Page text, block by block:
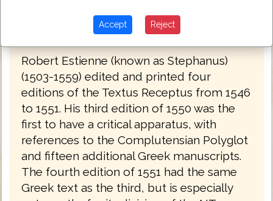
Textus Receptus (Stephanus 1550)
Robert Estienne (known as Stephanus)
(1503-1559) edited and printed four
editions of the Textus Receptus from 1546
to 1551. His third edition of 1550 was the
first to have a critical apparatus, with
references to the Complutensian Polyglot
and fifteen additional Greek manuscripts.
The fourth edition of 1551 had the same
Greek text as the third, but is especially
Accept Reject